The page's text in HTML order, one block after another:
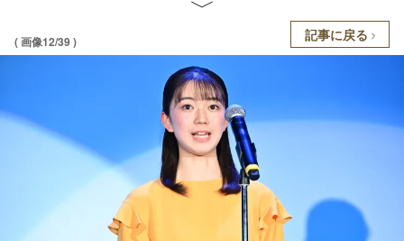
( 画像12/39 ) 記事に戻る